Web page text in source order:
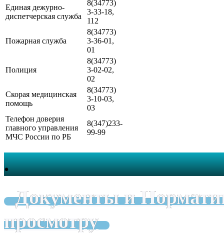
Единая дежурно-
диспетчерская служба
8(34773)
3-33-18,
112
Пожарная служба
8(34773)
3-36-01,
01
Полиция
8(34773)
3-02-02,
02
Скорая медицинская
помощь
8(34773)
3-10-03,
03
Телефон доверия
главного управления
МЧС России по РБ
8(347)233-
99-99
.
Документы и
просмотру